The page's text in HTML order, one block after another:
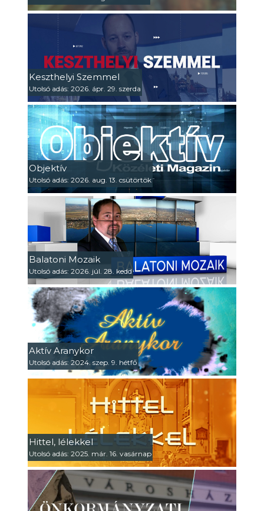
Keszthelyi Szemmel
Utolsó adás: 2026. ápr. 29. szerda
Objektív
Utolsó adás: 2026. aug. 13. csütörtök
Balatoni Mozaik
Utolsó adás: 2026. júl. 28. kedd
Aktív Aranykor
Utolsó adás: 2024. szep. 9. hétfő
Hittel, lélekkel
Utolsó adás: 2025. már. 16. vasárnap